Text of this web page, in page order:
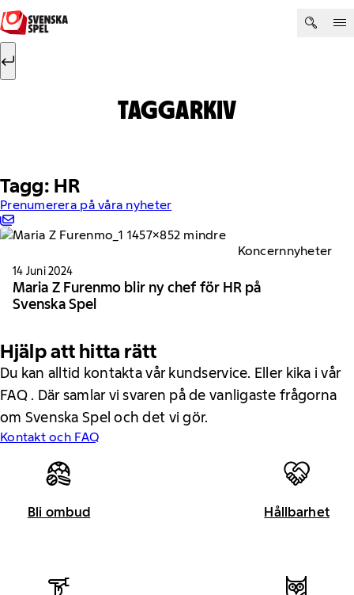
Hoppa till innehåll
Sök efter:
TAGGARKIV
Tagg: HR
Prenumerera på våra nyheter
Koncernnyheter
14 Juni 2024
Maria Z Furenmo blir ny chef för HR på
Svenska Spel
Hjälp att hitta rätt
Du kan alltid kontakta vår kundservice. Eller kika i vår
FAQ . Där samlar vi svaren på de vanligaste frågorna
om Svenska Spel och det vi gör.
Kontakt och FAQ
Bli ombud Hållbarhet